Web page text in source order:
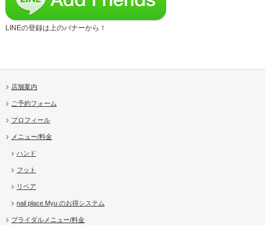
LINEの登録は上のバナーから！
店舗案内
ご予約フォーム
プロフィール
メニュー/料金
ハンド
フット
リペア
nail place Myu のお得システム
ブライダルメニュー/料金